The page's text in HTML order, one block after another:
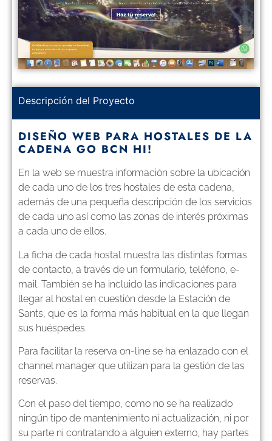
Descripción del Proyecto
DISEÑO WEB PARA HOSTALES DE LA
CADENA GO BCN HI!
En la web se muestra información sobre la ubicación
de cada uno de los tres hostales de esta cadena,
además de una pequeña descripción de los servicios
de cada uno así como las zonas de interés próximas
a cada uno de ellos.
La ficha de cada hostal muestra las distintas formas
de contacto, a través de un formulario, teléfono, e-
mail. También se ha incluido las indicaciones para
llegar al hostal en cuestión desde la Estación de
Sants, que es la forma más habitual en la que llegan
sus huéspedes.
Para facilitar la reserva on-line se ha enlazado con el
channel manager que utilizan para la gestión de las
reservas.
Con el paso del tiempo, como no se ha realizado
ningún tipo de mantenimiento ni actualización, ni por
su parte ni contratando a alguien externo, hay partes